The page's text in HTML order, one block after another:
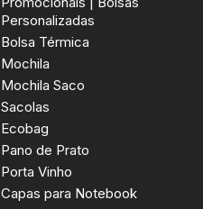
Personalizadas
Bolsa Térmica
Mochila
Mochila Saco
Sacolas
Ecobag
Pano de Prato
Porta Vinho
Capas para Notebook